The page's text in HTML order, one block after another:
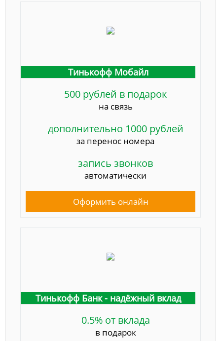
Тинькофф Мобайл
500 рублей в подарок
на связь
дополнительно 1000 рублей
за перенос номера
запись звонков
автоматически
Оформить онлайн
Тинькофф Банк - надёжный вклад
0.5% от вклада
в подарок